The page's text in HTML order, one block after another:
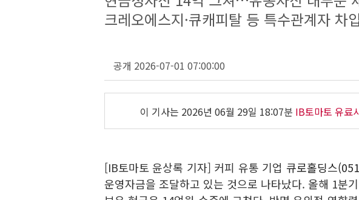
크레오에스지·큐캐피탈 등 특수관계자 차
공개 2026-07-01 07:00:00
이 기사는 2026년 06월 29일 18:07분 IB토마토 유료
[IB토마토 윤상록 기자] 커피 유통 기업 큐로홀딩스
운영자금을 조달하고 있는 것으로 나타났다. 올해 1분